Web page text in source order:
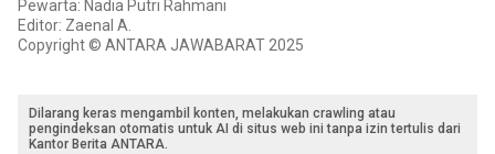
Pewarta: Nadia Putri Rahmani
Editor: Zaenal A.
Copyright © ANTARA JAWABARAT 2025
Dilarang keras mengambil konten, melakukan crawling atau
pengindeksan otomatis untuk AI di situs web ini tanpa izin tertulis dari
Kantor Berita ANTARA.